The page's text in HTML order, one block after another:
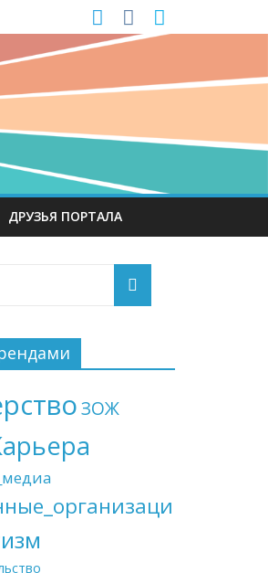
ДРУЗЬЯ ПОРТАЛА
ЗОЖ